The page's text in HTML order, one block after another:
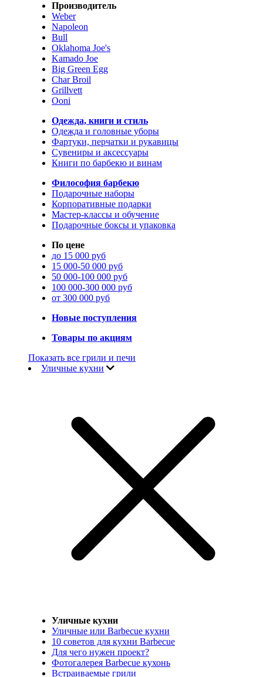
Производитель
Weber
Napoleon
Bull
Oklahoma Joe's
Kamado Joe
Big Green Egg
Char Broil
Grillvett
Ooni
Одежда, книги и стиль
Одежда и головные уборы
Фартуки, перчатки и рукавицы
Сувениры и аксессуары
Книги по барбекю и винам
Философия барбекю
Подарочные наборы
Корпоративные подарки
Мастер-классы и обучение
Подарочные боксы и упаковка
По цене
до 15 000 руб
15 000-50 000 руб
50 000-100 000 руб
100 000-300 000 руб
от 300 000 руб
Новые поступления
Товары по акциям
Показать все грили и печи
Уличные кухни
Уличные кухни
Уличные или Barbecue кухни
10 советов для кухни Barbecue
Для чего нужен проект?
Фотогалерея Barbecue кухонь
Встраиваемые грили